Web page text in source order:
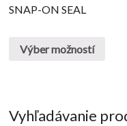
SNAP-ON SEAL
Výber možností
Vyhľadávanie